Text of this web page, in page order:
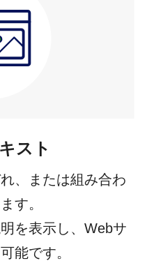
スト
、または組み合わ
す。
を表示し、Webサ
能です。